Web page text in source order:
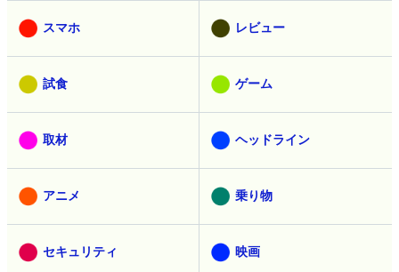
スマホ レビュー
試食 ゲーム
取材 ヘッドライン
アニメ 乗り物
セキュリティ 映画